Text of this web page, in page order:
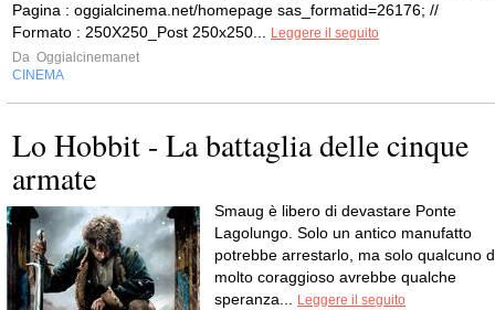
Pagina : oggialcinema.net/homepage sas_formatid=26176; //
Formato : 250X250_Post 250x250... Leggere il seguito
Da Oggialcinemanet
CINEMA
Lo Hobbit - La battaglia delle cinque
armate
Smaug è libero di devastare Ponte
Lagolungo. Solo un antico manufatto
potrebbe arrestarlo, ma solo qualcuno
molto coraggioso avrebbe qualche
speranza... Leggere il seguito